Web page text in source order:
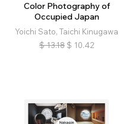
Color Photography of
Occupied Japan
Yoichi Sato, Taichi Kinugawa
$ 13.18 $ 10.42